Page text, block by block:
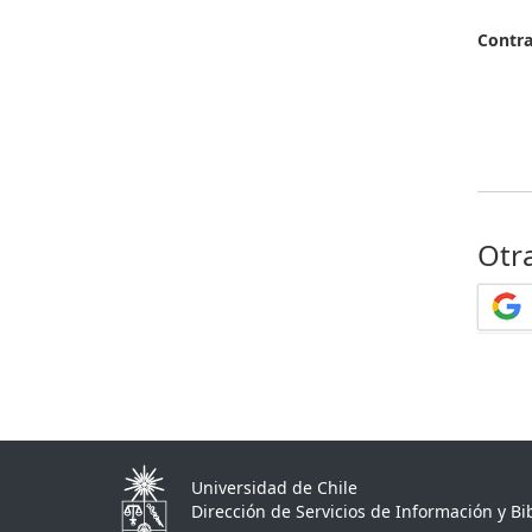
Universidad de Chile
Dirección de Servicios de Información y